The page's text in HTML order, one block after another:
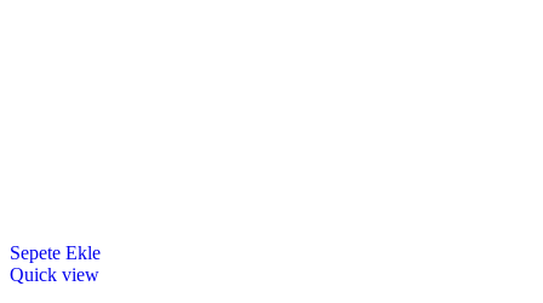
Sepete Ekle
Quick view